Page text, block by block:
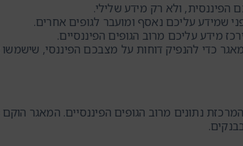
הפיננסית, ולא רק מידע שלילי.
עליכם נאסף ומועבר לגופים אחרים.
מידע עליכם מרוב הגופים הפיננסיים.
כדי להנפיק דוחות על מצבכם הפיננסי,
נתונים מרוב הגופים הפיננסיים. המאגר